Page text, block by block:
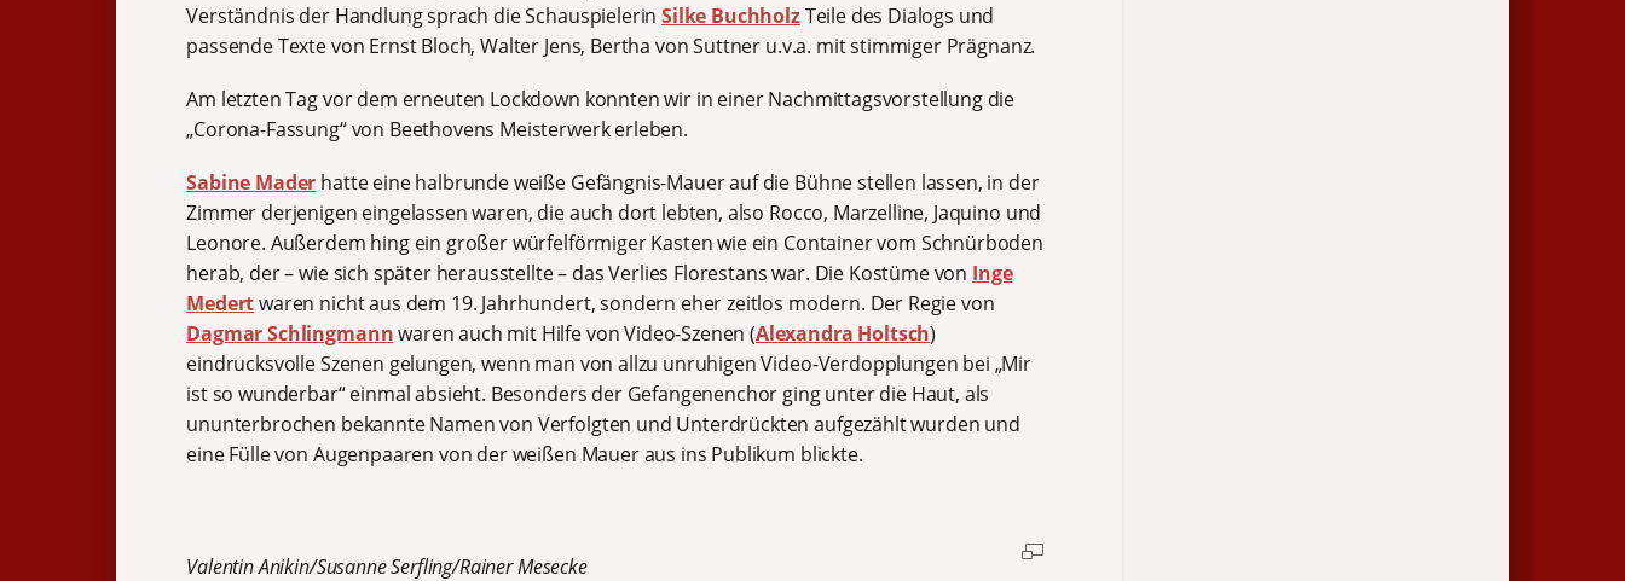
Verständnis der Handlung sprach die Schauspielerin Silke BuchholzTeile des Dialogs und
passendeTextevon Ernst Bloch, Walter Jens, Bertha von Suttner u.v.a. mit stimmiger Prägnanz.
Am letzten Tag vor dem erneuten Lockdown konnten wir in einer Nachmittagsvorstellung die
„Corona-Fassung“ von Beethovens Meisterwerk erleben.
Sabine Mader hatte eine halbrunde weiße Gefängnis-Mauer auf die Bühne stellen lassen, in der
Zimmer derjenigen eingelassen waren, die auch dort lebten, also Rocco, Marzelline, Jaquino und
Leonore. Außerdem hing ein großer würfelförmiger Kasten wie ein Container vom Schnürboden
herab, der – wie sich später herausstellte – das Verlies Florestans war. Die Kostüme von Inge
Medertwaren nicht aus dem 19. Jahrhundert, sondern eher zeitlos modern. Der Regie von
Dagmar Schlingmannwaren auch mit Hilfe von Video-Szenen (Alexandra Holtsch)
eindrucksvolle Szenen gelungen, wenn man von allzu unruhigen Video-Verdopplungen bei „Mir
ist so wunderbar“ einmal absieht. Besonders der Gefangenenchor ging unter die Haut, als
ununterbrochen bekannte Namen von Verfolgten und Unterdrückten aufgezählt wurden und
eine Fülle von Augenpaaren von der weißen Mauer aus ins Publikum blickte.
Valentin Anikin/Susanne Serfling/Rainer Mesecke